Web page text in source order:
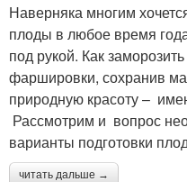
Наверняка многим
плоды в любое время
под рукой. Как
фаршировки, сохранив
природную красоту –
Рассмотрим и вопрос
варианты подготовки
читать дальше →